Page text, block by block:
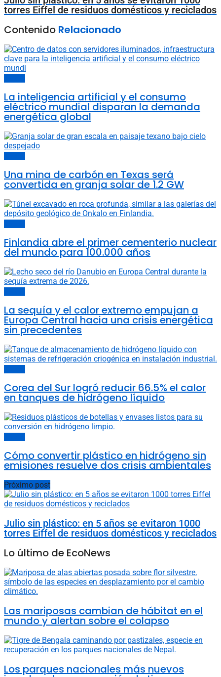
torres Eiffel de residuos domésticos y reciclados
Contenido Relacionado
La inteligencia artificial y el consumo
eléctrico mundial disparan la demanda
energética global
Una mina de carbón en Texas será
convertida en granja solar de 1.2 GW
Finlandia abre el primer cementerio nuclear
del mundo para 100.000 años
La sequía y el calor extremo empujan a
Europa Central hacia una crisis energética
sin precedentes
Corea del Sur logró reducir 66.5% el calor
en tanques de hidrógeno líquido
Cómo convertir plástico en hidrógeno sin
emisiones resuelve dos crisis ambientales
Próximo post
Julio sin plástico: en 5 años se evitaron 1000
torres Eiffel de residuos domésticos y reciclados
Lo último de EcoNews
Las mariposas cambian de hábitat en el
mundo y alertan sobre el colapso
Los parques nacionales más nuevos